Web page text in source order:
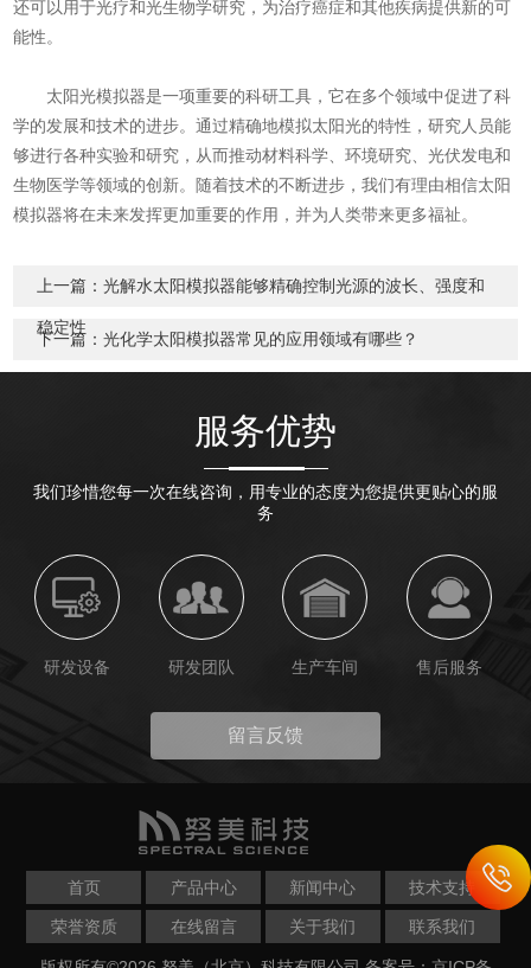
还可以用于光疗和光生物学研究，为治疗癌症和其他疾病提供新的可
能性。
太阳光模拟器是一项重要的科研工具，它在多个领域中促进了科
学的发展和技术的进步。通过精确地模拟太阳光的特性，研究人员能
够进行各种实验和研究，从而推动材料科学、环境研究、光伏发电和
生物医学等领域的创新。随着技术的不断进步，我们有理由相信太阳
模拟器将在未来发挥更加重要的作用，并为人类带来更多福祉。
上一篇：光解水太阳模拟器能够精确控制光源的波长、强度和
稳定性
下一篇：光化学太阳模拟器常见的应用领域有哪些？
服务优势
我们珍惜您每一次在线咨询，用专业的态度为您提供更贴心的服
务
研发设备 研发团队 生产车间 售后服务
留言反馈
首页 产品中心 新闻中心 技术支持
荣誉资质 在线留言 关于我们 联系我们